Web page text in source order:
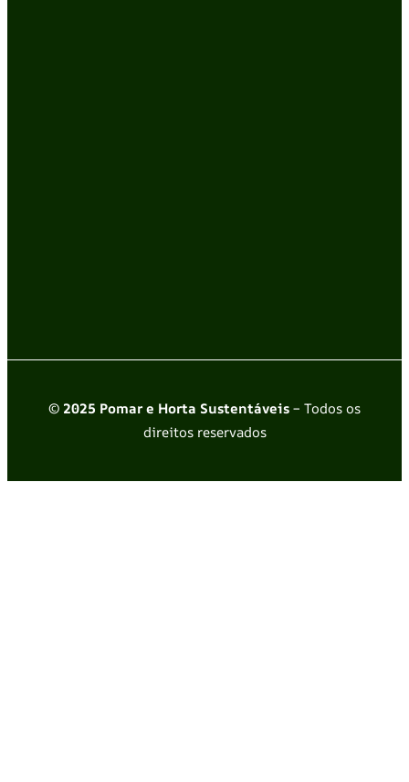
© 2025 Pomar e Horta Sustentáveis– Todos os
direitos reservados